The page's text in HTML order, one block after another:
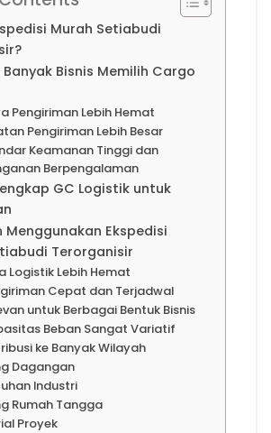
Murah Setiabudi
Bisnis Memilih Cargo
Pengiriman Lebih Hemat
Pengiriman Lebih Besar
Keamanan Tinggi dan
Berpengalaman
GC Logistik untuk
Menggunakan Ekspedisi
Terorganisir
Logistik Lebih Hemat
Cepat dan Terjadwal
untuk Berbagai Bentuk Bisnis
Beban Sangat Variatif
ke Banyak Wilayah
Dagangan
Industri
Rumah Tangga
Proyek